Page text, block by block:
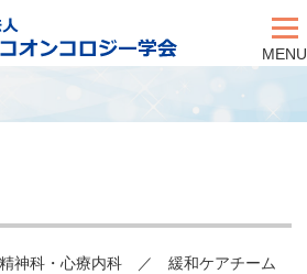
MENU
神科・心療内科 ／ 緩和ケアチーム